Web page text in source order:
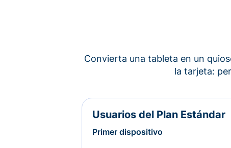
Convierta una tableta en un
la tarjeta:
Usuarios del Plan Estándar
Primer dispositivo